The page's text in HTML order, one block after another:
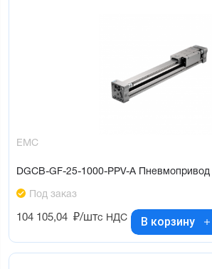
EMC
DGCB-GF-25-1000-PPV-A
Под заказ
104 105,04 ₽/штс НДС В корзину